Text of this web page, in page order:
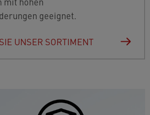
geeignet.
UNSER SORTIMENT